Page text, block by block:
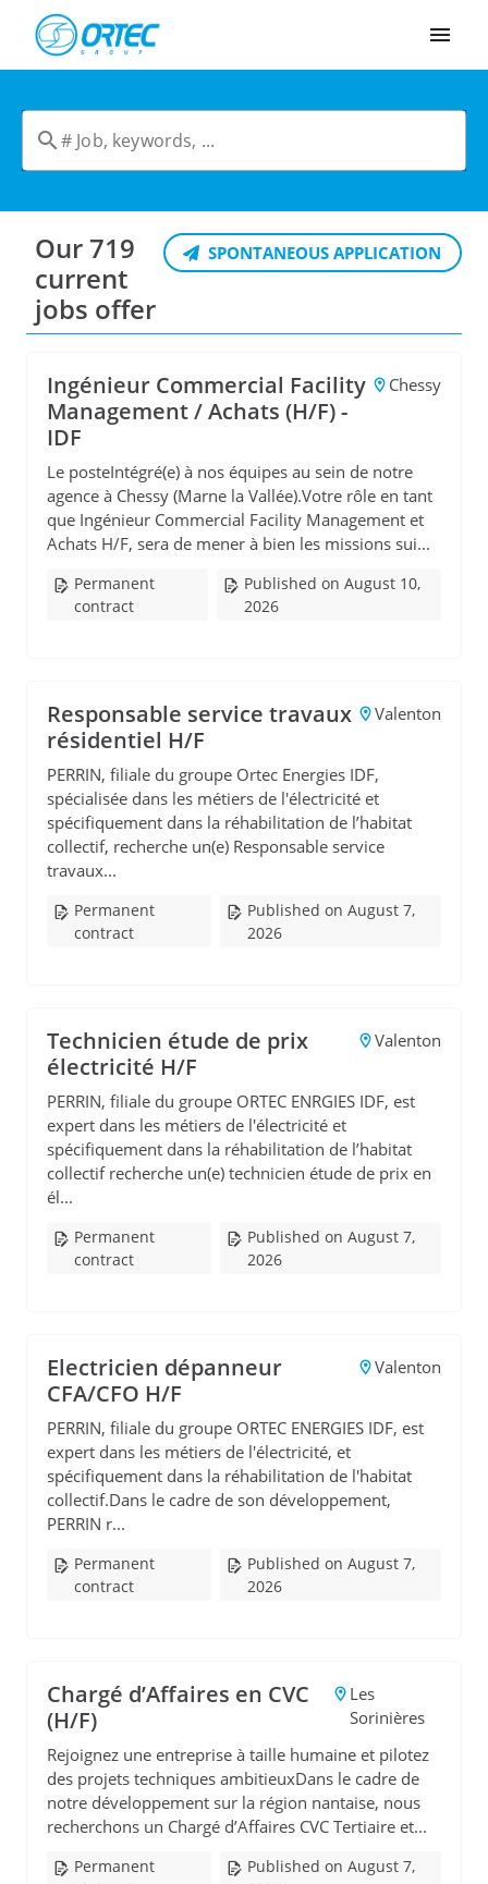
Our 719
current
jobs offer
SPONTANEOUS APPLICATION
Ingénieur Commercial Facility
Management / Achats (H/F) -
IDF
Chessy
Le posteIntégré(e) à nos équipes au sein de notre
agence à Chessy (Marne la Vallée).Votre rôle en tant
que Ingénieur Commercial Facility Management et
Achats H/F, sera de mener à bien les missions sui...
Permanent
contract
Published on August 10,
2026
Responsable service travaux
résidentiel H/F
Valenton
PERRIN, filiale du groupe Ortec Energies IDF,
spécialisée dans les métiers de l'électricité et
spécifiquement dans la réhabilitation de l’habitat
collectif, recherche un(e) Responsable service
travaux...
Permanent
contract
Published on August 7,
2026
Technicien étude de prix
électricité H/F
Valenton
PERRIN, filiale du groupe ORTEC ENRGIES IDF, est
expert dans les métiers de l'électricité et
spécifiquement dans la réhabilitation de l’habitat
collectif recherche un(e) technicien étude de prix en
él...
Permanent
contract
Published on August 7,
2026
Electricien dépanneur
CFA/CFO H/F
Valenton
PERRIN, filiale du groupe ORTEC ENERGIES IDF, est
expert dans les métiers de l'électricité, et
spécifiquement dans la réhabilitation de l'habitat
collectif.Dans le cadre de son développement,
PERRIN r...
Permanent
contract
Published on August 7,
2026
Chargé d’Affaires en CVC
(H/F)
Les
Sorinières
Rejoignez une entreprise à taille humaine et pilotez
des projets techniques ambitieuxDans le cadre de
notre développement sur la région nantaise, nous
recherchons un Chargé d’Affaires CVC Tertiaire et...
Permanent
Published on August 7,
Cookies management panel